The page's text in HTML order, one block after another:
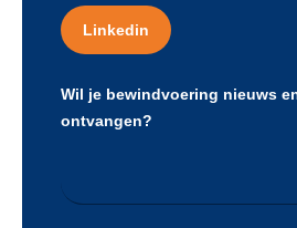
Linkedin
Wil je bewindvoering nieuws
ontvangen?